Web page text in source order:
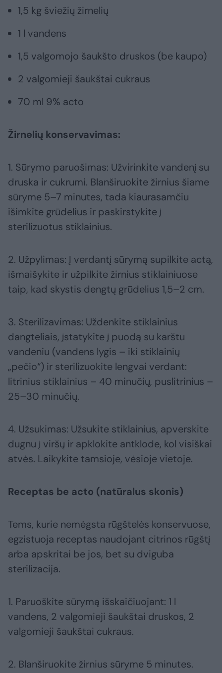
1,5 kg šviežių žirnelių
1 l vandens
1,5 valgomojo šaukšto druskos (be kaupo)
2 valgomieji šaukštai cukraus
70 ml 9% acto
Žirnelių konservavimas:
1. Sūrymo paruošimas: Užvirinkite vandenį su
druska ir cukrumi. Blanširuokite žirnius šiame
sūryme 5–7 minutes, tada kiaurasamčiu
išimkite grūdelius ir paskirstykite į
sterilizuotus stiklainius.
2. Užpylimas: Į verdantį sūrymą supilkite actą,
išmaišykite ir užpilkite žirnius stiklainiuose
taip, kad skystis dengtų grūdelius 1,5–2 cm.
3. Sterilizavimas: Uždenkite stiklainius
dangteliais, įstatykite į puodą su karštu
vandeniu (vandens lygis – iki stiklainių
„pečio“) ir sterilizuokite lengvai verdant:
litrinius stiklainius – 40 minučių, puslitrinius –
25–30 minučių.
4. Užsukimas: Užsukite stiklainius, apverskite
dugnu į viršų ir apklokite antklode, kol visiškai
atvės. Laikykite tamsioje, vėsioje vietoje.
Receptas be acto (natūralus skonis)
Tems, kurie nemėgsta rūgštelės konservuose,
egzistuoja receptas naudojant citrinos rūgštį
arba apskritai be jos, bet su dviguba
sterilizacija.
1. Paruoškite sūrymą išskaičiuojant: 1 l
vandens, 2 valgomieji šaukštai druskos, 2
valgomieji šaukštai cukraus.
2. Blanširuokite žirnius sūryme 5 minutes.